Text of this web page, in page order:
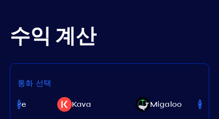
수익 계산
통화 선택
Kava Migaloo